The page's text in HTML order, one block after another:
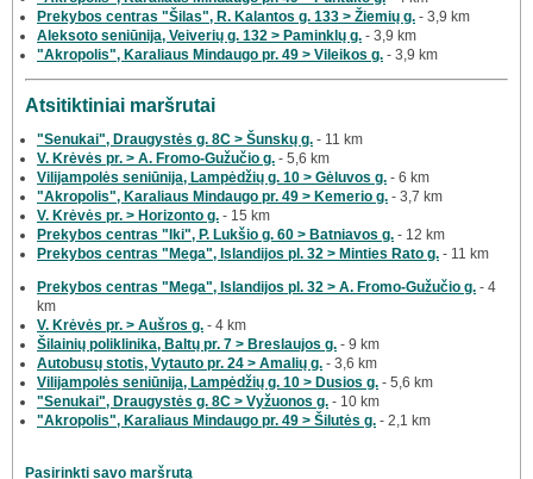
Prekybos centras "Šilas", R. Kalantos g. 133 > Žiemių g. - 3,9 km
Aleksoto seniūnija, Veiverių g. 132 > Paminklų g. - 3,9 km
"Akropolis", Karaliaus Mindaugo pr. 49 > Vileikos g. - 3,9 km
Atsitiktiniai maršrutai
"Senukai", Draugystės g. 8C > Šunskų g. - 11 km
V. Krėvės pr. > A. Fromo-Gužučio g. - 5,6 km
Vilijampolės seniūnija, Lampėdžių g. 10 > Gėluvos g. - 6 km
"Akropolis", Karaliaus Mindaugo pr. 49 > Kemerio g. - 3,7 km
V. Krėvės pr. > Horizonto g. - 15 km
Prekybos centras "Iki", P. Lukšio g. 60 > Batniavos g. - 12 km
Prekybos centras "Mega", Islandijos pl. 32 > Minties Rato g. - 11 km
Prekybos centras "Mega", Islandijos pl. 32 > A. Fromo-Gužučio g. - 4
km
V. Krėvės pr. > Aušros g. - 4 km
Šilainių poliklinika, Baltų pr. 7 > Breslaujos g. - 9 km
Autobusų stotis, Vytauto pr. 24 > Amalių g. - 3,6 km
Vilijampolės seniūnija, Lampėdžių g. 10 > Dusios g. - 5,6 km
"Senukai", Draugystės g. 8C > Vyžuonos g. - 10 km
"Akropolis", Karaliaus Mindaugo pr. 49 > Šilutės g. - 2,1 km
Pasirinkti savo maršrutą